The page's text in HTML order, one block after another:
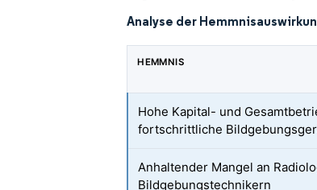
Analyse der
HEMMNIS
Hohe Kapital- und
fortschrittliche
Anhaltender Mangel an
Bildgebungstechnikern